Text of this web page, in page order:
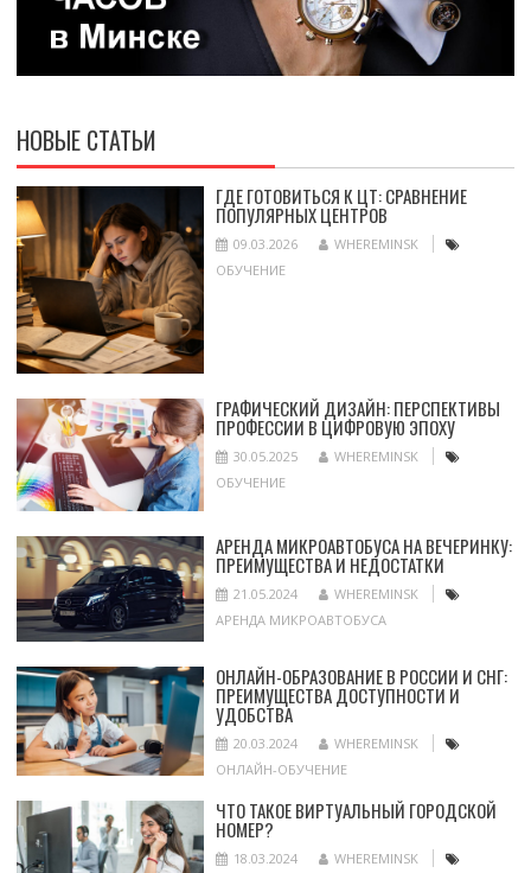
НОВЫЕ СТАТЬИ
ГДЕ ГОТОВИТЬСЯ К ЦТ: СРАВНЕНИЕ
ПОПУЛЯРНЫХ ЦЕНТРОВ
09.03.2026
WHEREMINSK
ОБУЧЕНИЕ
ГРАФИЧЕСКИЙ ДИЗАЙН: ПЕРСПЕКТИВЫ
ПРОФЕССИИ В ЦИФРОВУЮ ЭПОХУ
30.05.2025
WHEREMINSK
ОБУЧЕНИЕ
АРЕНДА МИКРОАВТОБУСА НА ВЕЧЕРИНКУ:
ПРЕИМУЩЕСТВА И НЕДОСТАТКИ
21.05.2024
WHEREMINSK
АРЕНДА МИКРОАВТОБУСА
ОНЛАЙН-ОБРАЗОВАНИЕ В РОССИИ И СНГ:
ПРЕИМУЩЕСТВА ДОСТУПНОСТИ И
УДОБСТВА
20.03.2024
WHEREMINSK
ОНЛАЙН-ОБУЧЕНИЕ
ЧТО ТАКОЕ ВИРТУАЛЬНЫЙ ГОРОДСКОЙ
НОМЕР?
18.03.2024
WHEREMINSK